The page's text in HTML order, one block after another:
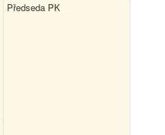
Předseda PK